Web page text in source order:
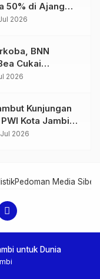
50% di Ajang
2026
BNN
Cukai
beserta
2026
Kunjungan
Kota Jambi
2026
Pedoman Media Siber
untuk Dunia